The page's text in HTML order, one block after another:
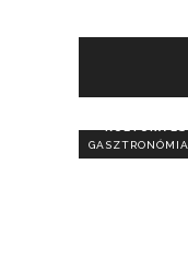
GASZTRONÓMIA